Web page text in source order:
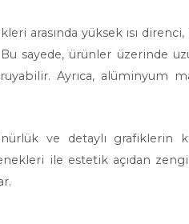
yüksek ısı direnci,
sayede, ürünler üzerinde
Ayrıca, alüminyum
ve detaylı grafiklerin
ile estetik açıdan